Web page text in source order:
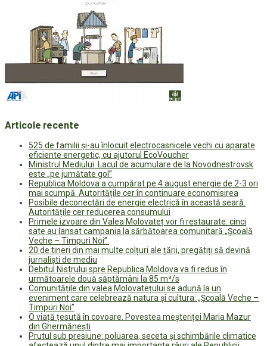
Articole recente
525 de familii și-au înlocuit electrocasnicele vechi cu aparate
eficiente energetic, cu ajutorul EcoVoucher
Ministrul Mediului: Lacul de acumulare de la Novodnestrovsk
este „pe jumătate gol”
Republica Moldova a cumpărat pe 4 august energie de 2-3 ori
mai scumpă. Autoritățile cer în continuare economisirea
Posibile deconectări de energie electrică în această seară.
Autoritățile cer reducerea consumului
Primele izvoare din Valea Molovateț vor fi restaurate: cinci
sate au lansat campania la sărbătoarea comunitară „Școală
Veche – Timpuri Noi”
20 de tineri din mai multe colțuri ale țării, pregătiți să devină
jurnaliști de mediu
Debitul Nistrului spre Republica Moldova va fi redus în
următoarele două săptămâni la 85 m³/s
Comunitățile din valea Molovatețului se adună la un
eveniment care celebrează natura și cultura: „Școală Veche –
Timpuri Noi”
O viață țesută în covoare. Povestea meșteriței Maria Mazur
din Ghermănești
Prutul sub presiune: poluarea, seceta și schimbările climatice